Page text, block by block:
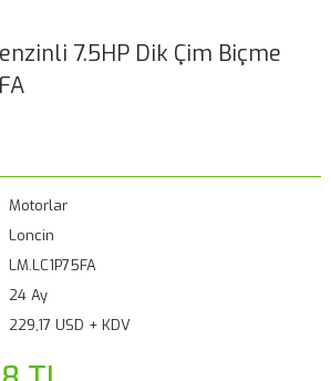
7.5HP Dik Çim Biçme
Motorlar
Loncin
LM.LC1P75FA
24 Ay
229,17 USD + KDV